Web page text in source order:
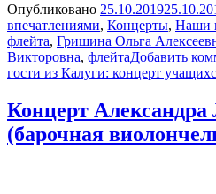
Опубликовано 25.10.2019
впечатлениями, Концерты, Наши
флейта, Гришина Ольга
Викторовна, флейтаДобавить
гости из Калуги: концерт
Концерт Александра
(барочная